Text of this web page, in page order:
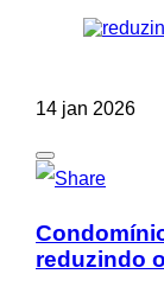
14 jan 2026
reduzindo